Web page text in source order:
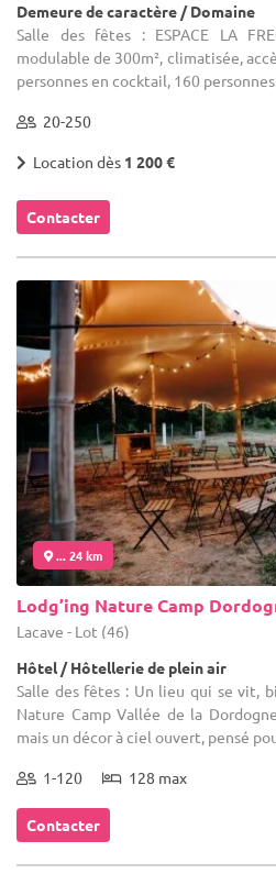
Demeure de caractère / Domaine
Salle des fêtes : ESPACE LA
modulable de 300m², climatisée,
personnes en cocktail, 160
20-250
Location dès 1 200 €
Contacter
... 24 km
Lodg’ing Nature Camp
Lacave - Lot (46)
Hôtel / Hôtellerie de plein air
Salle des fêtes : Un lieu qui se vit,
Nature Camp Vallée de la
mais un décor à ciel ouvert, pensé
1-120 128 max
Contacter